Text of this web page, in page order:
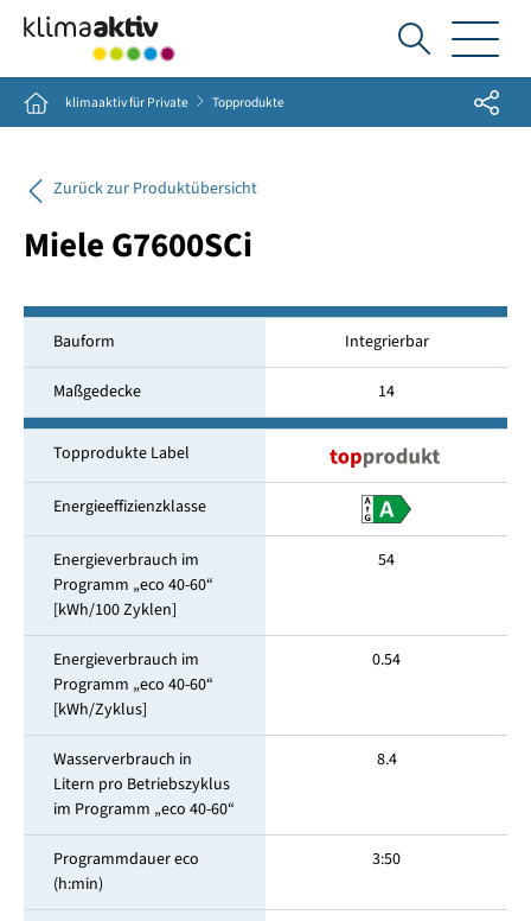
Ich
suche...
Home klimaaktiv für Private Topprodukte Share
Zurück zur Produktübersicht
Miele G7600SCi
Bauform Integrierbar
Maßgedecke 14
Topprodukte Label
Energieeffizienzklasse
Energieverbrauch im
Programm „eco 40-60“
[kWh/100 Zyklen]
54
Energieverbrauch im
Programm „eco 40-60“
[kWh/Zyklus]
0.54
Wasserverbrauch in
Litern pro Betriebszyklus
im Programm „eco 40-60“
8.4
Programmdauer eco
(h:min)
3:50